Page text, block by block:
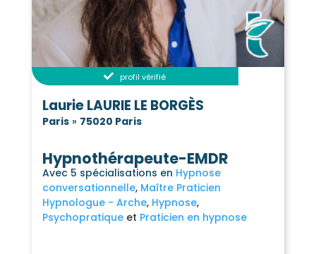
profil vérifié
Laurie LAURIE LE BORGÈS
Paris» 75020 Paris
Hypnothérapeute-EMDR
Avec 5 spécialisations en Hypnose
conversationnelle Maître Praticien
Hypnologue - Arche Hypnose
Psychopratique
Praticien en hypnose